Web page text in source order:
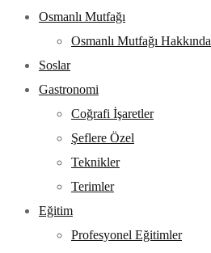
Osmanlı Mutfağı
Osmanlı Mutfağı Hakkında
Soslar
Gastronomi
Coğrafi İşaretler
Şeflere Özel
Teknikler
Terimler
Eğitim
Profesyonel Eğitimler